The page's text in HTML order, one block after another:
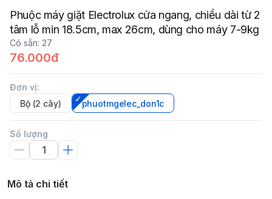
Phuộc máy giặt Electrolux cửa ngang, chiều dài từ 2
tâm lỗ min 18.5cm, max 26cm, dùng cho máy 7-9kg
Có sẵn: 27
76.000đ
Đơn vị:
Bộ (2 cây)
phuotmgelec_don1c
Số lượng
Mô tả chi tiết